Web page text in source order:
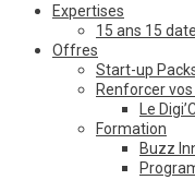
Expertises
15 ans 15
Offres
Start-up
Renforcer
Le
Formation
Buzz